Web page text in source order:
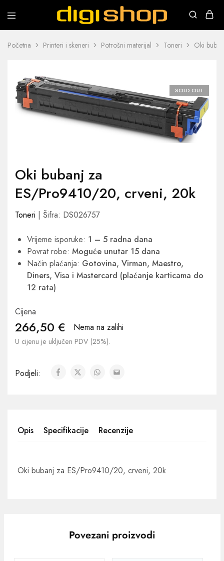
Digishop
Vaša
trgovina!
Početna Printeri i skeneri Potrošni materijal Toneri Oki
SOLD OUT
Oki bubanj za
ES/Pro9410/20, crveni, 20k
Toneri | Šifra: DS026757
Vrijeme isporuke: 1 – 5 radna dana
Povrat robe: Moguće unutar 15 dana
Način plaćanja: Gotovina, Virman, Maestro,
Diners, Visa i Mastercard (plaćanje karticama do
12 rata)
Cijena
266,50 € Nema na zalihi
U cijenu je uključen PDV (25%).
Podjeli:
Opis Specifikacije Recenzije
Oki bubanj za ES/Pro9410/20, crveni, 20k
Povezani proizvodi